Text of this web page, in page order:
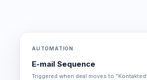
AUTOMATION
E-mail Sequence
Triggered when deal moves to